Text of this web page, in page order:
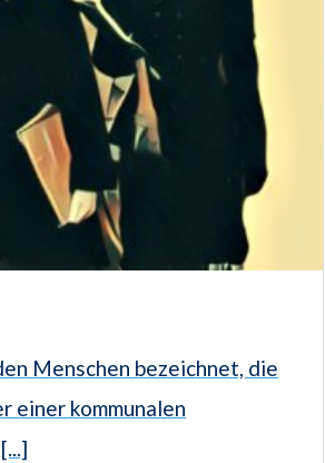
Menschen bezeichnet, die
einer kommunalen